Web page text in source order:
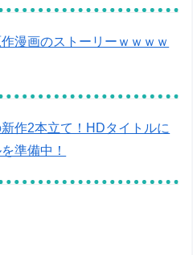
漫画のストーリーｗｗｗｗ
作2本立て！HDタイトルに
準備中！